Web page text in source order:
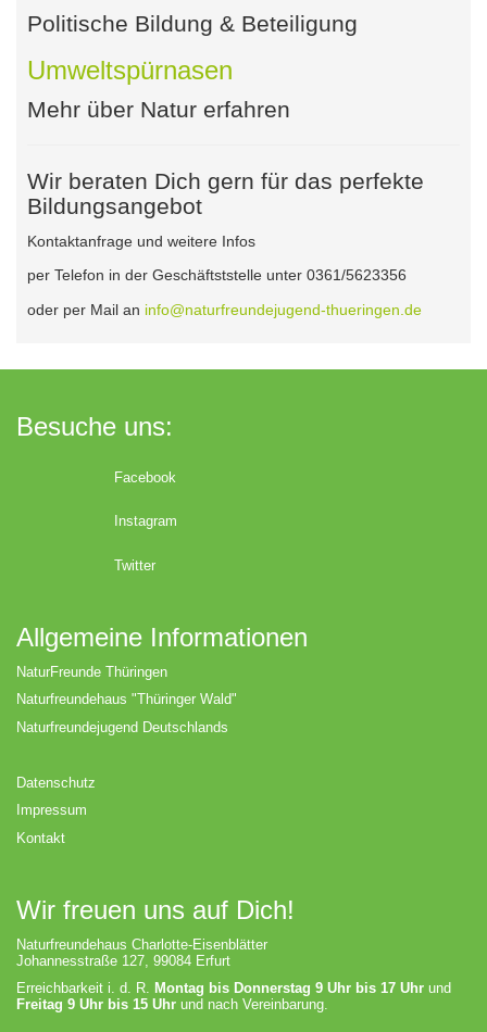
Politische Bildung & Beteiligung
Umweltspürnasen
Mehr über Natur erfahren
Wir beraten Dich gern für das perfekte
Bildungsangebot
Kontaktanfrage und weitere Infos
per Telefon in der Geschäftststelle unter 0361/5623356
oder per Mail an info@naturfreundejugend-thueringen.de
Besuche uns:
Facebook
Instagram
Twitter
Allgemeine Informationen
NaturFreunde Thüringen
Naturfreundehaus "Thüringer Wald"
Naturfreundejugend Deutschlands
Datenschutz
Impressum
Kontakt
Wir freuen uns auf Dich!
Naturfreundehaus Charlotte-Eisenblätter
Johannesstraße 127, 99084 Erfurt
Erreichbarkeit i. d. R. Montag bis Donnerstag 9 Uhr bis 17 Uhr und
Freitag 9 Uhr bis 15 Uhr und nach Vereinbarung.